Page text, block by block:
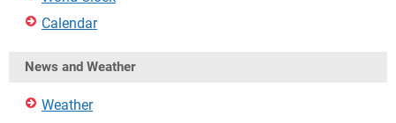
Calendar
News and Weather
Weather